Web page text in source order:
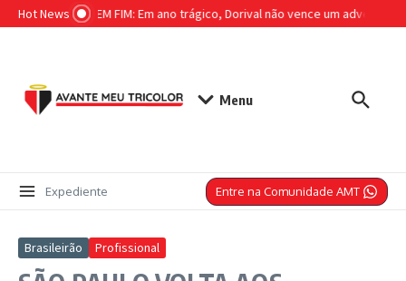
Ir para o conteúdo
Hot News
BURACO SEM FIM: Em ano trágico, Dorival não vence um
Menu
Expediente Entre na Comunidade AMT
Brasileirão Profissional